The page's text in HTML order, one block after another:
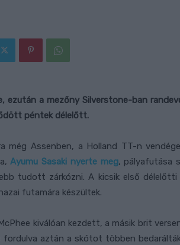
ezután a mezőny Silverstone-ban
péntek délelőtt.
még Assenben, a Holland TT-n
Ayumu Sasaki nyerte meg, pályafutása
tudott zárkózni. A kicsik első
futamára készültek.
kiválóan kezdett, a másik brit
fordulva aztán a skótot többen